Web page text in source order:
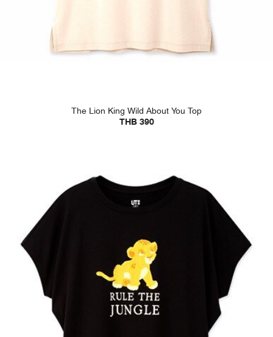
The Lion King Wild About You Top
THB 390